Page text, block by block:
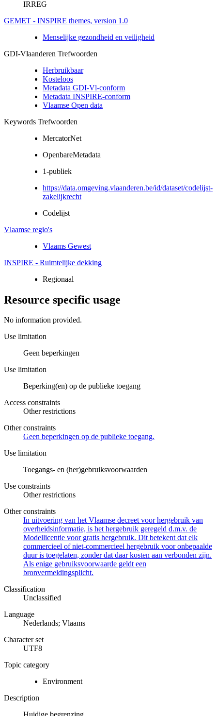
IRREG
GEMET - INSPIRE themes, version 1.0
Menselijke gezondheid en veiligheid
GDI-Vlaanderen Trefwoorden
Herbruikbaar
Kosteloos
Metadata GDI-Vl-conform
Metadata INSPIRE-conform
Vlaamse Open data
Keywords Trefwoorden
MercatorNet
OpenbareMetadata
1-publiek
https://data.omgeving.vlaanderen.be/id/dataset/codelijst-
zakelijkrecht
Codelijst
Vlaamse regio's
Vlaams Gewest
INSPIRE - Ruimtelijke dekking
Regionaal
Resource specific usage
No information provided.
Use limitation
Geen beperkingen
Use limitation
Beperking(en) op de publieke toegang
Access constraints
Other restrictions
Other constraints
Geen beperkingen op de publieke toegang.
Use limitation
Toegangs- en (her)gebruiksvoorwaarden
Use constraints
Other restrictions
Other constraints
In uitvoering van het Vlaamse decreet voor hergebruik van
overheidsinformatie, is het hergebruik geregeld d.m.v. de
Modellicentie voor gratis hergebruik. Dit betekent dat elk
commercieel of niet-commercieel hergebruik voor onbepaalde
duur is toegelaten, zonder dat daar kosten aan verbonden zijn.
Als enige gebruiksvoorwaarde geldt een
bronvermeldingsplicht.
Classification
Unclassified
Language
Nederlands; Vlaams
Character set
UTF8
Topic category
Environment
Description